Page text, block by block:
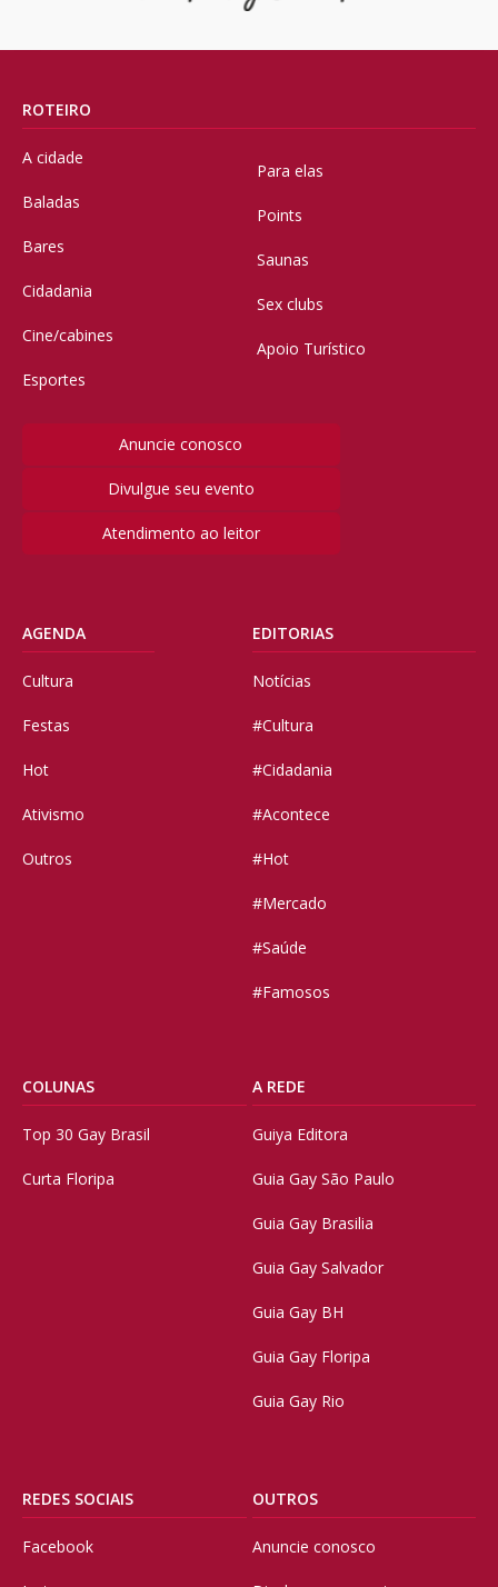
ROTEIRO
A cidade
Baladas
Bares
Cidadania
Cine/cabines
Esportes
Para elas
Points
Saunas
Sex clubs
Apoio Turístico
Anuncie conosco
Divulgue seu evento
Atendimento ao leitor
AGENDA
Cultura
Festas
Hot
Ativismo
Outros
EDITORIAS
Notícias
#Cultura
#Cidadania
#Acontece
#Hot
#Mercado
#Saúde
#Famosos
COLUNAS
Top 30 Gay Brasil
Curta Floripa
A REDE
Guiya Editora
Guia Gay São Paulo
Guia Gay Brasilia
Guia Gay Salvador
Guia Gay BH
Guia Gay Floripa
Guia Gay Rio
REDES SOCIAIS
Facebook
OUTROS
Anuncie conosco